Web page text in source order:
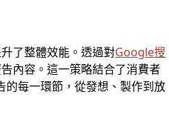
了整體效能。透過對Google搜
內容。這一策略結合了消費者
每一環節，從發想、製作到放